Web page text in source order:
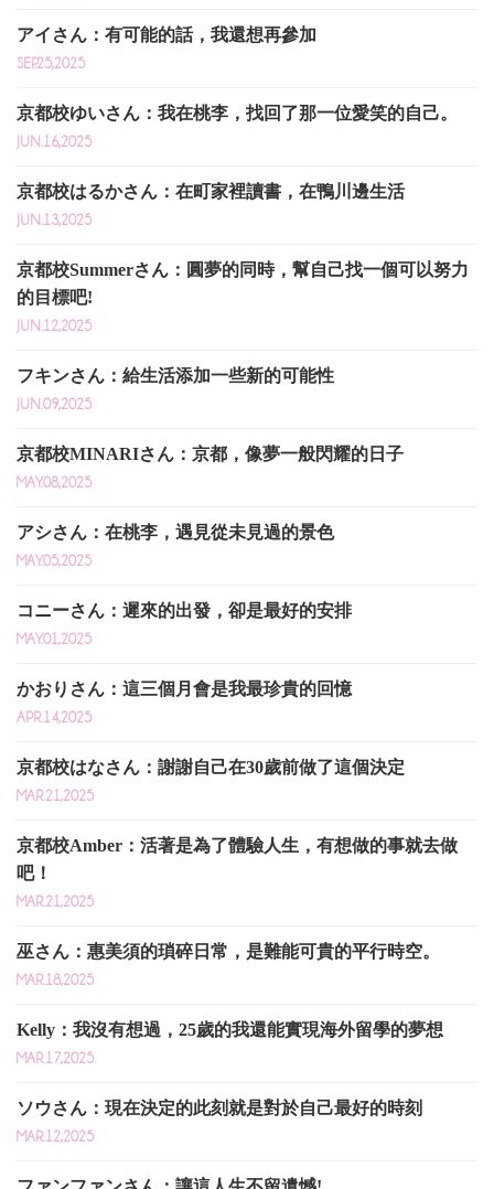
アイさん：有可能的話，我還想再參加
SEP.25,2025
京都校ゆいさん：我在桃李，找回了那一位愛笑的自己。
JUN.16,2025
京都校はるかさん：在町家裡讀書，在鴨川邊生活
JUN.13,2025
京都校Summerさん：圓夢的同時，幫自己找一個可以努力
的目標吧!
JUN.12,2025
フキンさん：給生活添加一些新的可能性
JUN.09,2025
京都校MINARIさん：京都，像夢一般閃耀的日子
MAY.08,2025
アシさん：在桃李，遇見從未見過的景色
MAY.05,2025
コニーさん：遲來的出發，卻是最好的安排
MAY.01,2025
かおりさん：這三個月會是我最珍貴的回憶
APR.14,2025
京都校はなさん：謝謝自己在30歲前做了這個決定
MAR.21,2025
京都校Amber：活著是為了體驗人生，有想做的事就去做
吧！
MAR.21,2025
巫さん：惠美須的瑣碎日常，是難能可貴的平行時空。
MAR.18,2025
Kelly：我沒有想過，25歲的我還能實現海外留學的夢想
MAR.17,2025
ソウさん：現在決定的此刻就是對於自己最好的時刻
MAR.12,2025